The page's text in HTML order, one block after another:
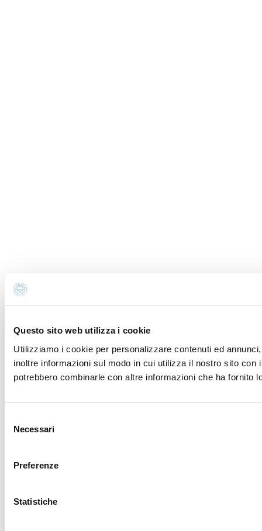
Questo sito web utilizza i cookie
Utilizziamo i cookie per personalizzare contenuti ed
inoltre informazioni sul modo in cui utilizza il nostro sito
potrebbero combinarle con altre informazioni che ha fornito
delNecessari
Preferenze
Statistiche